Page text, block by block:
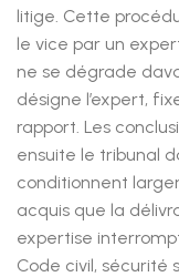
litige. Cette
le vice par un
ne se dégrade
désigne l’expert,
rapport. Les
ensuite le tribunal
conditionnent
acquis que la
expertise
Code civil, sécurité